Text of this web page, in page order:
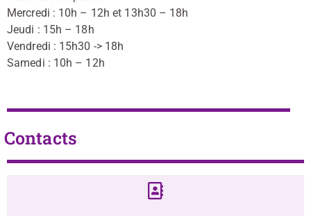
Mercredi : 10h – 12h et 13h30 – 18h
Jeudi : 15h – 18h
Vendredi : 15h30 -> 18h
Samedi : 10h – 12h
Contacts